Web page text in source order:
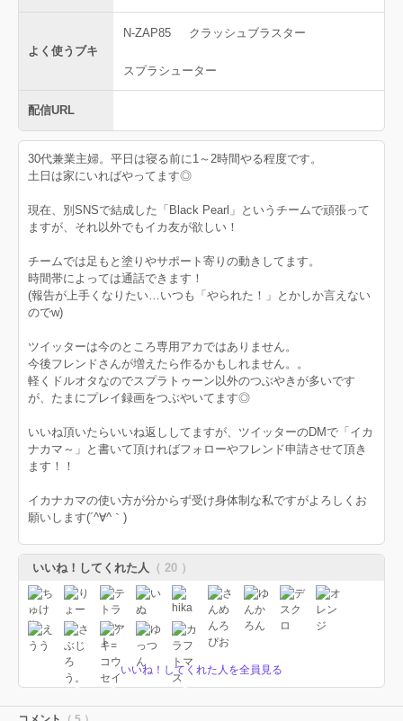
よく使うブキ
N-ZAP85 クラッシュブラスター
スプラシューター
配信URL
30代兼業主婦。平日は寝る前に1～2時間やる程度です。
土日は家にいればやってます◎
現在、別SNSで結成した「Black Pearl」というチームで頑張って
ますが、それ以外でもイカ友が欲しい！
チームでは足もと塗りやサポート寄りの動きしてます。
時間帯によっては通話できます！
(報告が上手くなりたい…いつも「やられた！」とかしか言えない
のでw)
ツイッターは今のところ専用アカではありません。
今後フレンドさんが増えたら作るかもしれません。。
軽くドルオタなのでスプラトゥーン以外のつぶやきが多いです
が、たまにプレイ録画をつぶやいてます◎
いいね頂いたらいいね返ししてますが、ツイッターのDMで「イカ
ナカマ～」と書いて頂ければフォローやフレンド申請させて頂き
ます！！
イカナカマの使い方が分からず受け身体制な私ですがよろしくお
願いします(´^∀^｀)
いいね！してくれた人 （ 20 ）
いいね！してくれた人を全員見る